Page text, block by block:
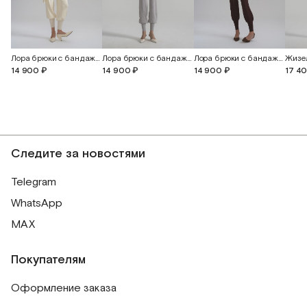
Лора брюки с бандажным поясом и манжетами
14 900 ₽
Лора брюки с бандажным поясом и манжетами
14 900 ₽
Лора брюки с бандажным поясом и манжетами
14 900 ₽
17
Следите за новостями
Telegram
WhatsApp
MAX
Покупателям
Оформление заказа